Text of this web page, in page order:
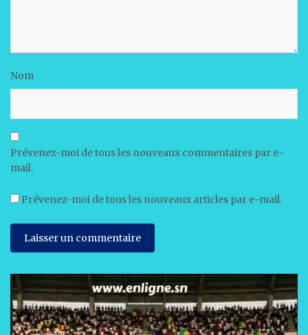
Nom
Prévenez-moi de tous les nouveaux commentaires par e-
mail.
Prévenez-moi de tous les nouveaux articles par e-mail.